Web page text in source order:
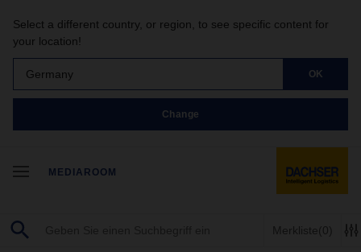
Select a different country, or region, to see specific content for
your location!
Germany OK
Change
MEDIAROOM
Merkliste(0)